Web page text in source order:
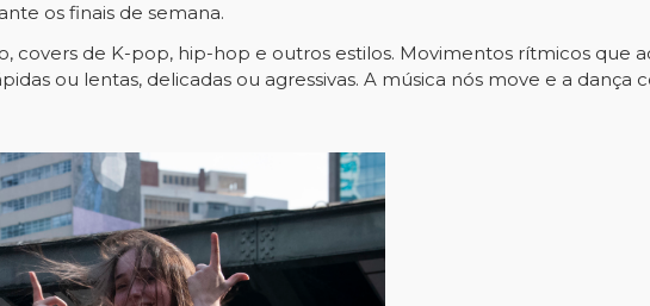
os finais de semana.
covers de K-pop, hip-hop e outros estilos. Movimentos rítmicos que
ou lentas, delicadas ou agressivas. A música nós move e a dança